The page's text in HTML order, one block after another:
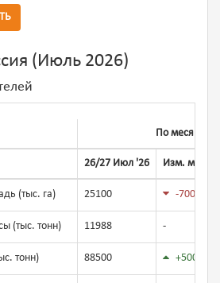
(Июль 2026)
По месяцам
26/27 Июл '26 Изм. м/м
(тыс. га) 25100 -700
(тыс. тонн) 11988 -
тонн) 88500 +500